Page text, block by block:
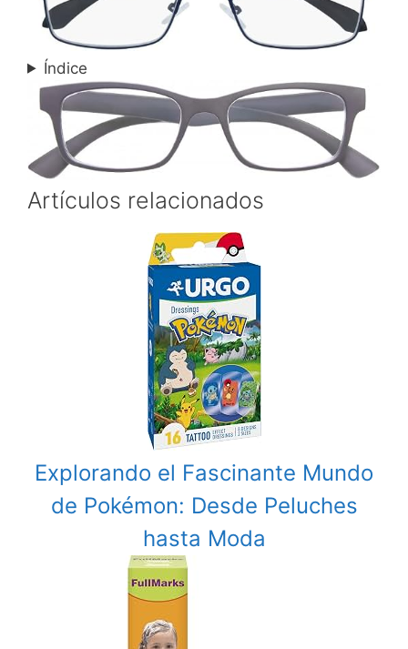
Índice
Artículos relacionados
Explorando el Fascinante Mundo
de Pokémon: Desde Peluches
hasta Moda